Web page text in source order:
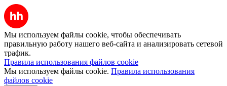
Мы используем файлы cookie, чтобы обеспечивать
правильную работу нашего веб-сайта и анализировать сетевой
трафик.
Правила использования файлов cookie
Мы используем файлы cookie. Правила использования
файлов cookie